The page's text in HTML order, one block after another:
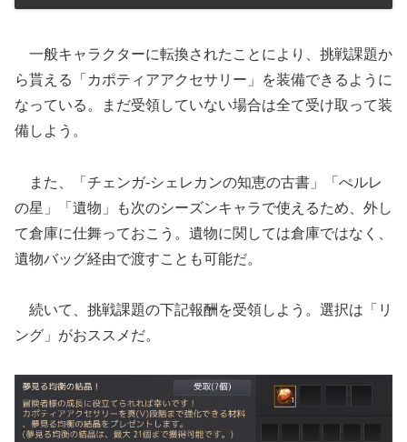
一般キャラクターに転換されたことにより、挑戦課題か
ら貰える「カポティアアクセサリー」を装備できるように
なっている。まだ受領していない場合は全て受け取って装
備しよう。
また、「チェンガ-シェレカンの知恵の古書」「ぺルレ
の星」「遺物」も次のシーズンキャラで使えるため、外し
て倉庫に仕舞っておこう。遺物に関しては倉庫ではなく、
遺物バッグ経由で渡すことも可能だ。
続いて、挑戦課題の下記報酬を受領しよう。選択は「リ
ング」がおススメだ。